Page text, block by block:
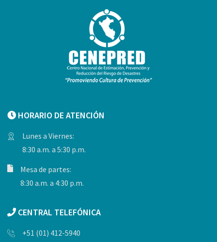
HORARIO DE ATENCIÓN
Lunes a Viernes:
8:30 a.m. a 5:30 p.m.
Mesa de partes:
8:30 a.m. a 4:30 p.m.
CENTRAL TELEFÓNICA
+51 (01) 412-5940